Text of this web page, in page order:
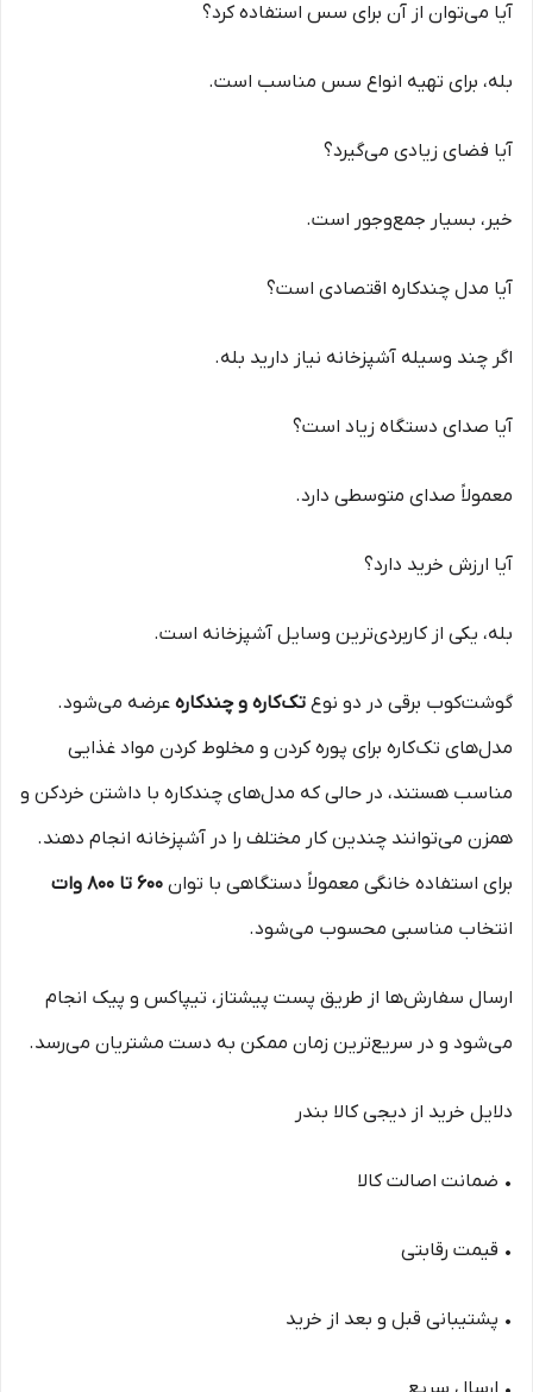
آیا می‌توان از آن برای سس استفاده کرد؟
بله، برای تهیه انواع سس مناسب است.
آیا فضای زیادی می‌گیرد؟
خیر، بسیار جمع‌وجور است.
آیا مدل چندکاره اقتصادی است؟
اگر چند وسیله آشپزخانه نیاز دارید بله.
آیا صدای دستگاه زیاد است؟
معمولاً صدای متوسطی دارد.
آیا ارزش خرید دارد؟
بله، یکی از کاربردی‌ترین وسایل آشپزخانه است.
گوشت‌کوب برقی در دو نوع تک‌کاره و چندکاره عرضه می‌شود.
مدل‌های تک‌کاره برای پوره کردن و مخلوط کردن مواد غذایی
مناسب هستند، در حالی که مدل‌های چندکاره با داشتن خردکن و
همزن می‌توانند چندین کار مختلف را در آشپزخانه انجام دهند.
برای استفاده خانگی معمولاً دستگاهی با توان 600 تا 800 وات
انتخاب مناسبی محسوب می‌شود.
ارسال سفارش‌ها از طریق پست پیشتاز، تیپاکس و پیک انجام
می‌شود و در سریع‌ترین زمان ممکن به دست مشتریان می‌رسد.
دلایل خرید از دیجی کالا بندر
• ضمانت اصالت کالا
• قیمت رقابتی
• پشتیبانی قبل و بعد از خرید